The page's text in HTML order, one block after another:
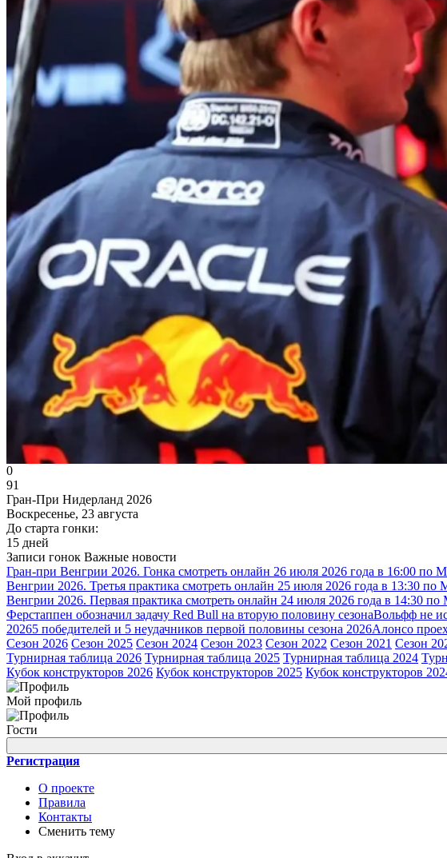
0
91
Гран-При Нидерланд 2026
Воскресенье, 23 августа
До старта гонки:
15 дней
Записи гонок Важные новости
Гран-при Венгрии 2026. Гонка смотреть онлайн 26 июля 2026 года в 16:00 по
Венгрии 2026. Третья практика смотреть онлайн 25 июля 2026 года в 13:30
Венгрии 2026. Первая практика смотреть онлайн 24 июля 2026 года в 14:30
Ферстаппен обозначил задачу Red Bull на вторую половину сезонаВольфф не
20265 победителей и 5 неудачников первой половины сезона 2026Алонсо
Сезон 2026 Сезон 2025 Сезон 2024 Сезон 2023 Сезон 2022 Сезон 2021 Сезон
Турнирная таблица 2026 Турнирная таблица 2025 Турнирная таблица 2024
Кубок конструкторов 2026 Кубок конструкторов 2025 Кубок конструкторов
Мой профиль
Гости
Регистрация
О проекте
Правила
Контакты
Сменить тему